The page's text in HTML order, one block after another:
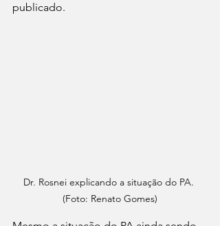
publicado.
Dr. Rosnei explicando a situação do PA.
(Foto: Renato Gomes)